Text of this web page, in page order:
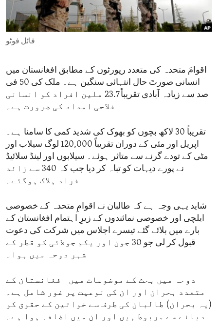
ENVIRONMENT AND HEALTH
IDEALS AND INSTITUTIONS
فائل فوٹو
اقوامَ متحدہ کی متعدد رپورٹوں کے مطابق افغانستان میں
انسانی صورتَ حال انتہائی سنگین ہے۔ ملک کی 50 فی
صد سے زیادہ آبادی تقریباً 23.7 ملین افراد کو انسانی
فلاحی امداد کی ضرورت ہے۔
تقریباً 30 لاکھ بچوں کو بھوک کی شدید کمی کا سامنا ہے۔
اپریل اور مئی کے دوران تقریباً 120,000 لوگ سیلاب اور
مٹی کے تودے گرنے سے متاثر ہوئے۔ سیلابوں اور لینڈ سلائیڈ
نے پورے دیہات کو تباہ کر دیا جب کہ 340 سے زائد
افراد ہلاک ہوگئے۔
شاید یہی وجہ ہے کہ طالبان نے اقوامِ متحدہ کے خصوصی
ایلچی اور خصوصی نمائندوں کے زیرِ اہتمام افغانستان کے
بارے میں بلائے گئے تیسرے اجلاس میں شرکت کی دعوت
قبول کر لی جو 30 جون اور یکم جولائی کو قطر کے
شہر دوحہ میں ہوا۔
دوحہ میں بحث کے موضوعات میں افغانستان کے
متعدد بحران اور ان کی نوعیت پر غور شامل ہے۔
(یہ بحران) طالبان کی طرف سے خواتین کے حقوق کو
دبانے سے مربوط ہیں اور ان میں اضافہ ہوا ہے۔